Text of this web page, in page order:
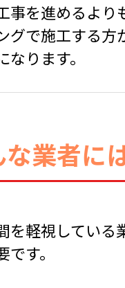
事を進めるより
グで施工する方
なります。
な業者に
を軽視している
す。